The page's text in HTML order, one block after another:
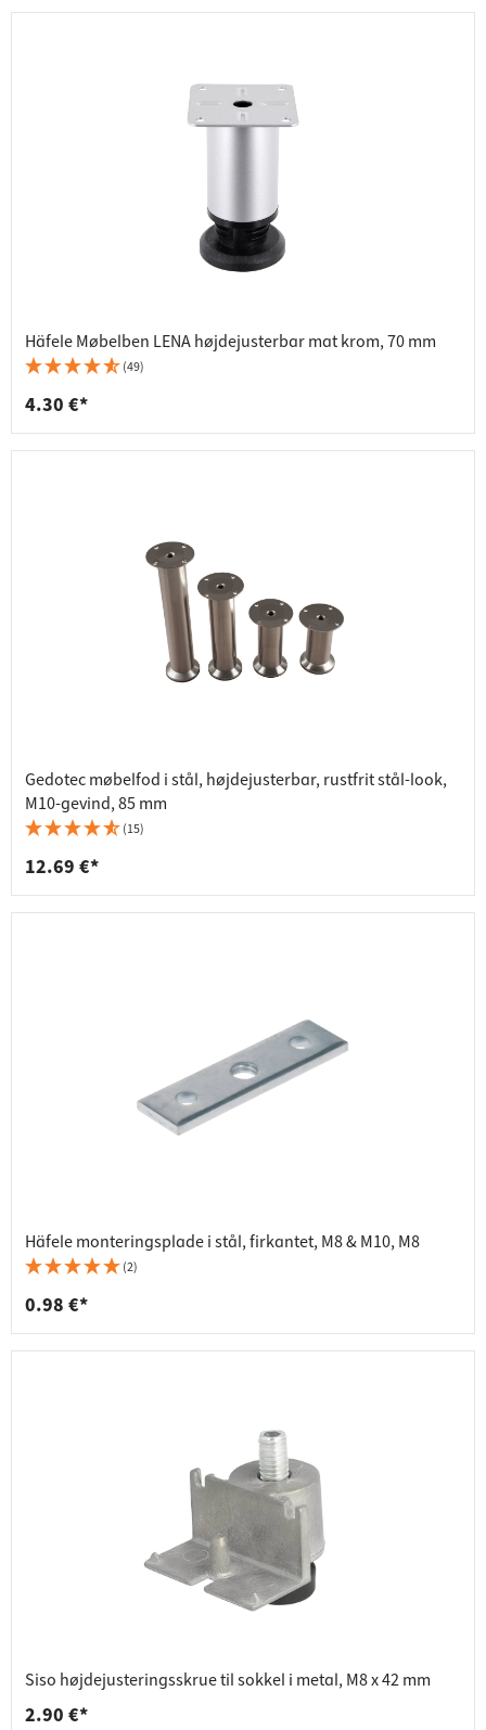
Häfele Møbelben LENA højdejusterbar mat krom, 70 mm
(49)
4.30 €*
Gedotec møbelfod i stål, højdejusterbar, rustfrit stål-look,
M10-gevind, 85 mm
(15)
12.69 €*
Häfele monteringsplade i stål, firkantet, M8 & M10, M8
(2)
0.98 €*
Siso højdejusteringsskrue til sokkel i metal, M8 x 42 mm
2.90 €*